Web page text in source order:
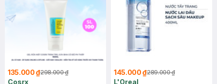
135.000 ₫298.000 ₫
Cosrx
145.000 ₫289.000 ₫
L'Oreal